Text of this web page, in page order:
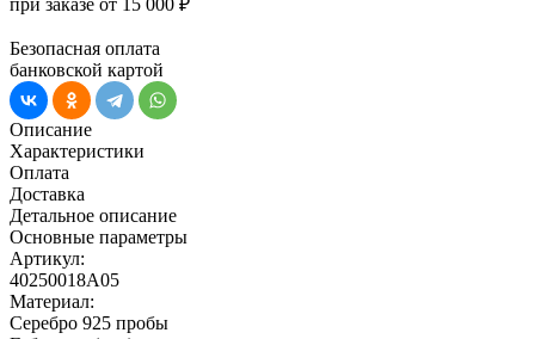
Безопасная оплата
банковской картой
Описание
Характеристики
Оплата
Доставка
Детальное описание
Основные параметры
Артикул:
40250018А05
Материал:
Серебро 925 пробы